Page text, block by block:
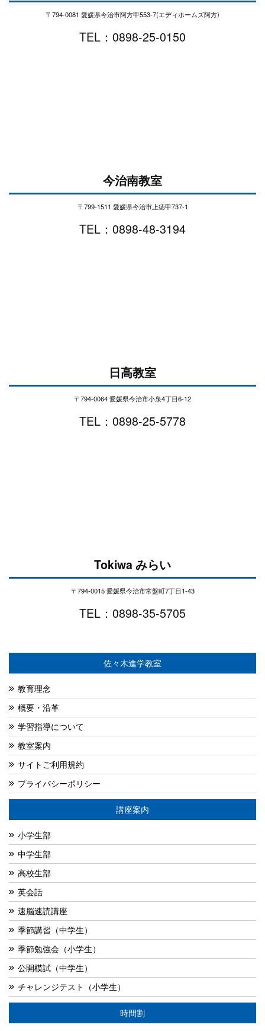
〒794-0081 愛媛県今治市阿方甲553-7(エディホームズ阿方)
TEL：0898-25-0150
今治南教室
〒799-1511 愛媛県今治市上徳甲737-1
TEL：0898-48-3194
日高教室
〒794-0064 愛媛県今治市小泉4丁目6-12
TEL：0898-25-5778
Tokiwa みらい
〒794-0015 愛媛県今治市常盤町7丁目1-43
TEL：0898-35-5705
佐々木進学教室
教育理念
概要・沿革
学習指導について
教室案内
サイトご利用規約
プライバシーポリシー
講座案内
小学生部
中学生部
高校生部
英会話
速脳速読講座
季節講習（中学生）
季節勉強会（小学生）
公開模試（中学生）
チャレンジテスト（小学生）
時間割